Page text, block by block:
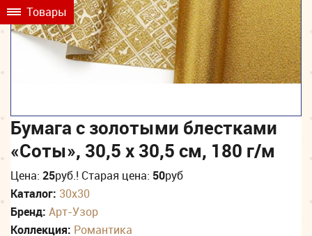
Бумага с золотыми блестками
«Соты», 30,5 х 30,5 см, 180 г/м
Цена: 25руб.! Старая цена: 50руб
Каталог: 30х30
Бренд: Арт-Узор
Коллекция: Романтика
Товары